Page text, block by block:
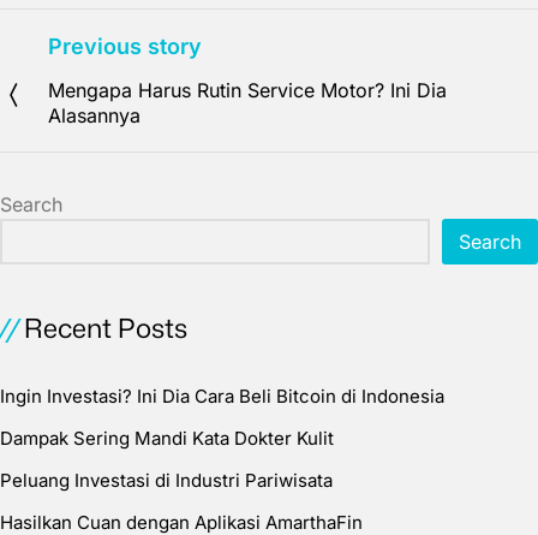
Previous story
Mengapa Harus Rutin Service Motor? Ini Dia
Alasannya
Search
Search
Recent Posts
Ingin Investasi? Ini Dia Cara Beli Bitcoin di Indonesia
Dampak Sering Mandi Kata Dokter Kulit
Peluang Investasi di Industri Pariwisata
Hasilkan Cuan dengan Aplikasi AmarthaFin